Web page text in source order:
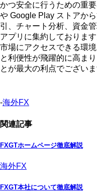
かつ安全に行うための重
や Google Play ストアか
引、チャート分析、資金
アプリに集約しておりま
市場にアクセスできる環
と利便性が飛躍的に高ま
とが最大の利点でございま
-海外FX
関連記事
FXGTホームページ徹底解説
海外FX
FXGT本社について徹底解説